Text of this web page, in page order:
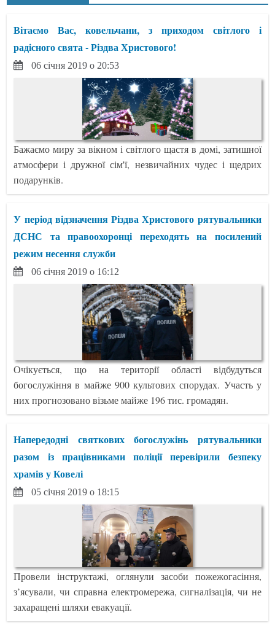
Вітаємо Вас, ковельчани, з приходом світлого і
радісного свята - Різдва Христового!
06 січня 2019 о 20:53
Бажаємо миру за вікном і світлого щастя в домі, затишної
атмосфери і дружної сім'ї, незвичайних чудес і щедрих
подарунків.
У період відзначення Різдва Христового рятувальники
ДСНС та правоохоронці переходять на посилений
режим несення служби
06 січня 2019 о 16:12
Очікується, що на території області відбудуться
богослужіння в майже 900 культових спорудах. Участь у
них прогнозовано візьме майже 196 тис. громадян.
Напередодні святкових богослужінь рятувальники
разом із працівниками поліції перевірили безпеку
храмів у Ковелі
05 січня 2019 о 18:15
Провели інструктажі, оглянули засоби пожежогасіння,
з’ясували, чи справна електромережа, сигналізація, чи не
захаращені шляхи евакуації.